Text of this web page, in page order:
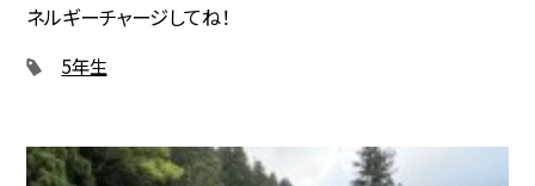
ネルギーチャージしてね！
5年生